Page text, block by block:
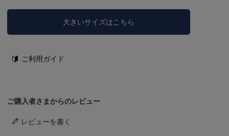
大きいサイズはこちら
ご利用ガイド
ご購入者さまからのレビュー
レビューを書く